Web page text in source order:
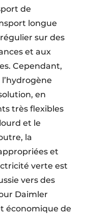
de
longue
sur des
et aux
Cependant,
en
très flexibles
et le
la
et
verte est
vers des
Daimler
économique de